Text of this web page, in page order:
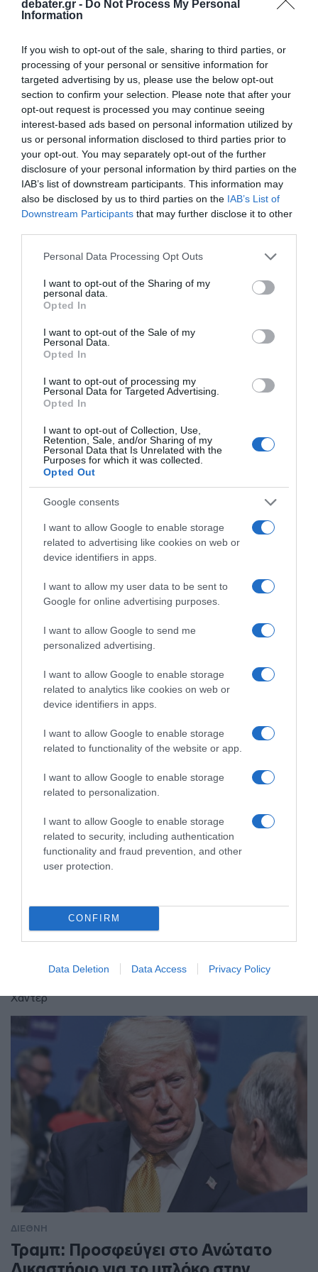
debater.gr - Do Not Process My Personal
Information
If you wish to opt-out of the sale, sharing to third parties, or
processing of your personal or sensitive information for
targeted advertising by us, please use the below opt-out
section to confirm your selection. Please note that after your
opt-out request is processed you may continue seeing
interest-based ads based on personal information utilized by
us or personal information disclosed to third parties prior to
your opt-out. You may separately opt-out of the further
disclosure of your personal information by third parties on the
IAB’s list of downstream participants. This information may
also be disclosed by us to third parties on the IAB’s List of
Downstream Participants that may further disclose it to other
Please note that this website/app uses one or more Google
not limited to your visit or usage behaviour. You may click to
grant or deny consent to Google and its third-party tags to
use your data for below specified purposes in below Google
consent section.
Personal Data Processing Opt Outs
I want to opt-out of the Sharing of my
personal data.
Opted In
I want to opt-out of the Sale of my
Personal Data.
Opted In
I want to opt-out of processing my
Personal Data for Targeted Advertising.
Opted In
I want to opt-out of Collection, Use,
Retention, Sale, and/or Sharing of my
Personal Data that Is Unrelated with the
Purposes for which it was collected.
Opted Out
Google consents
I want to allow Google to enable storage
related to advertising like cookies on web or
device identifiers in apps.
I want to allow my user data to be sent to
Google for online advertising purposes.
I want to allow Google to send me
personalized advertising.
I want to allow Google to enable storage
related to analytics like cookies on web or
device identifiers in apps.
I want to allow Google to enable storage
related to functionality of the website or app.
I want to allow Google to enable storage
related to personalization.
I want to allow Google to enable storage
related to security, including authentication
functionality and fraud prevention, and other
user protection.
CONFIRM
Data Deletion Data Access Privacy Policy
ΔΙΕΘΝΗ
ΔΙΕΘΝΗ
Ιαπωνία: Ο τυφώνας Dolphin χτύπησε
την Οκινάουα – Ακυρώσεις πτήσεων,
τραυματίες και πάνω από 50.000
Η Κίνα έκλεισε λιμάνια κι ανέστειλε τη λειτουργία πλοίων
Τζο Μπάιντεν: Ο καρκίνος έχει κάνει
μετάσταση στα οστά – “Έχει
Χάντερ
ΔΙΕΘΝΗ
Τραμπ: Προσφεύγει στο Ανώτατο